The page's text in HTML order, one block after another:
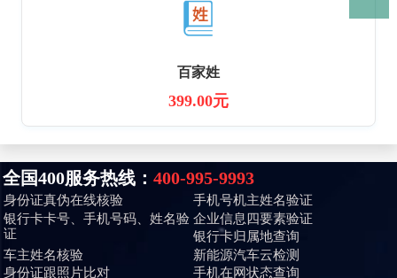
百家姓
399.00元
全国400服务热线： 400-995-9993
身份证真伪在线核验
手机号机主姓名验证
银行卡卡号、手机号码、姓名验
证
企业信息四要素验证
银行卡归属地查询
车主姓名核验
新能源汽车云检测
身份证跟照片比对
手机在网状态查询